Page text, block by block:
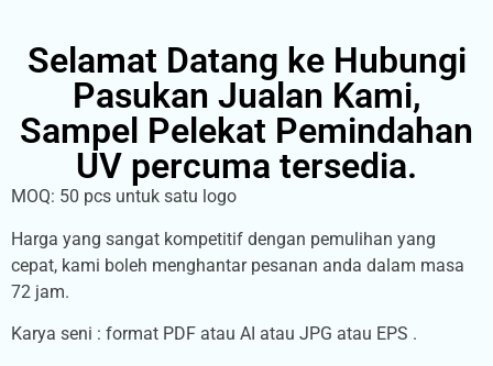
Selamat Datang ke Hubungi
Pasukan Jualan Kami,
Sampel Pelekat Pemindahan
UV percuma tersedia.
MOQ: 50 pcs untuk satu logo
Harga yang sangat kompetitif dengan pemulihan yang
cepat, kami boleh menghantar pesanan anda dalam masa
72 jam.
Karya seni : format PDF atau AI atau JPG atau EPS .